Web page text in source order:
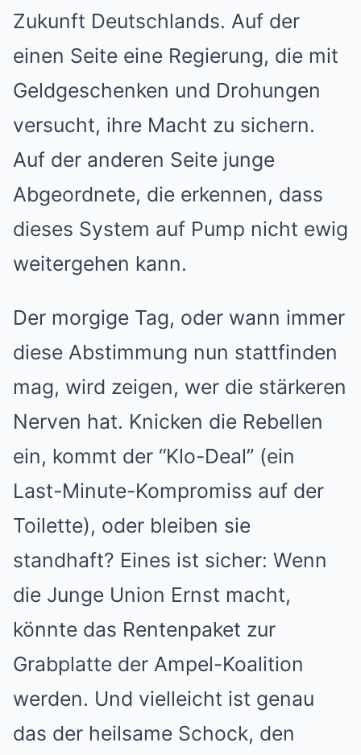
Zukunft Deutschlands. Auf der
einen Seite eine Regierung, die mit
Geldgeschenken und Drohungen
versucht, ihre Macht zu sichern.
Auf der anderen Seite junge
Abgeordnete, die erkennen, dass
dieses System auf Pump nicht ewig
weitergehen kann.
Der morgige Tag, oder wann immer
diese Abstimmung nun stattfinden
mag, wird zeigen, wer die stärkeren
Nerven hat. Knicken die Rebellen
ein, kommt der “Klo-Deal” (ein
Last-Minute-Kompromiss auf der
Toilette), oder bleiben sie
standhaft? Eines ist sicher: Wenn
die Junge Union Ernst macht,
könnte das Rentenpaket zur
Grabplatte der Ampel-Koalition
werden. Und vielleicht ist genau
das der heilsame Schock, den